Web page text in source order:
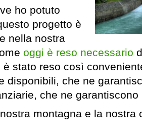
ho potuto
progetto è
nella nostra
oggi è reso necessario
stato reso così
disponibili, che ne
che ne garantiscono
montagna e la nostra